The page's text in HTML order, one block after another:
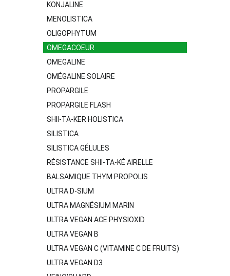
KONJALINE
MENOLISTICA
OLIGOPHYTUM
OMEGACOEUR
OMEGALINE
OMÉGALINE SOLAIRE
PROPARGILE
PROPARGILE FLASH
SHII-TA-KER HOLISTICA
SILISTICA
SILISTICA GÉLULES
RÉSISTANCE SHII-TA-KÉ AIRELLE
BALSAMIQUE THYM PROPOLIS
ULTRA D-SIUM
ULTRA MAGNÉSIUM MARIN
ULTRA VEGAN ACE PHYSIOXID
ULTRA VEGAN B
ULTRA VEGAN C (VITAMINE C DE FRUITS)
ULTRA VEGAN D3